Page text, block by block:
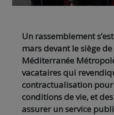
Un rassemblement
mars devant le siège
Méditerranée
vacataires qui
contractualisation
conditions de vie, et
assurer un service